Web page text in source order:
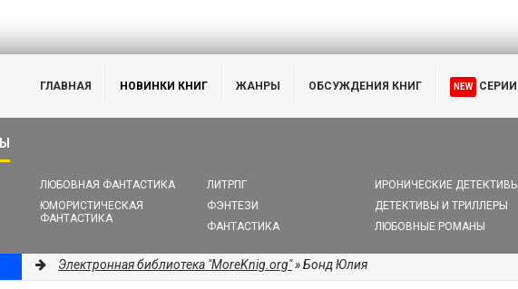
ГЛАВНАЯ НОВИНКИ КНИГ ЖАНРЫ ОБСУЖДЕНИЯ КНИГ NEW СЕРИИ
ЛЮБОВНАЯ ФАНТАСТИКА
ЮМОРИСТИЧЕСКАЯ
ФАНТАСТИКА
ЛИТРПГ
ФЭНТЕЗИ
ФАНТАСТИКА
ИРОНИЧЕСКИЕ ДЕТЕКТИВЫ
ДЕТЕКТИВЫ И ТРИЛЛЕРЫ
ЛЮБОВНЫЕ РОМАНЫ
Электронная библиотека "MoreKnig.org"» Бонд Юлия